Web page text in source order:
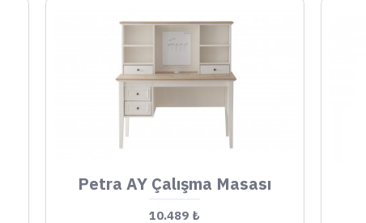
Petra AY Çalışma Masası
10.489 ₺